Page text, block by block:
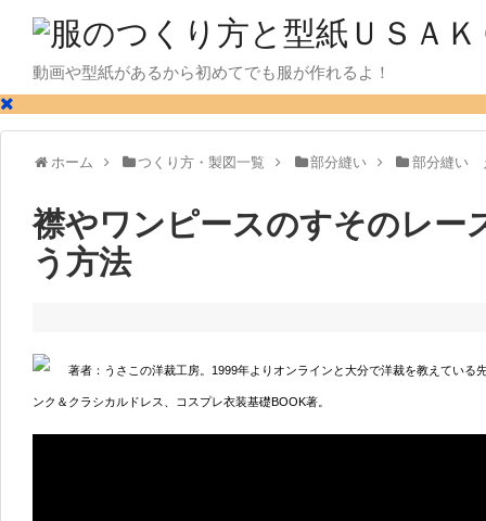
動画や型紙があるから初めてでも服が作れるよ！
ホーム つくり方・製図一覧 部分縫い 部分縫い
襟やワンピースのすそのレー
う方法
著者：うさこの洋裁工房。1999年よりオンラインと大分で洋裁を教えている
ンク＆クラシカルドレス、コスプレ衣装基礎BOOK著。